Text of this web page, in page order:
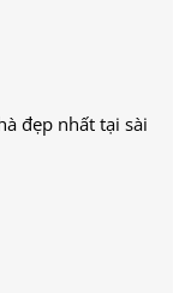
đẹp nhất tại sài